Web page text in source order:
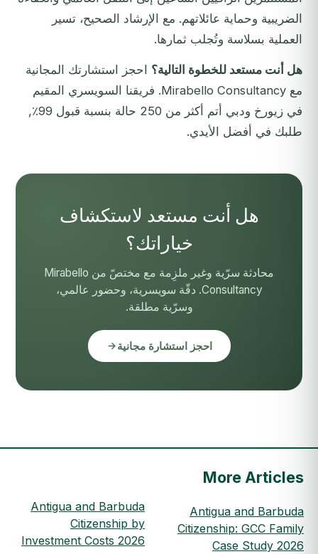
الضريبية وحماية عائلاتهم. مع الإرشاد الصحيح، تسير
العملية بسلاسة وتُجلب ثمارها.
هل أنت مستعد للخطوة التالية؟ احجز استشارتك المجانية
مع Mirabello Consultancy
. فريقنا السويسري المقيم
في زيورخ ودبي أتم أكثر من 250 حالة بنسبة قبول 99٪,
طلبك في أفضل الأيدي.
هل أنت مستعد لاستكشاف
خياراتك؟
محادثة سرّية وغير ملزِمة مع مختصّ من Mirabello
Consultancy. دقّة سويسرية، وحضور عالمي،
وسرّية مطلقة.
احجز استشارة مجانية
More Articles
Antigua and Barbuda
Citizenship: GCC Family
Case Study 2026
Antigua and Barbuda
Citizenship by
Investment Costs 2026